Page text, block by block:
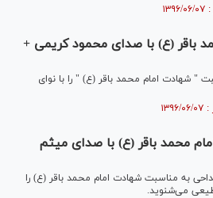
باقر (ع) با صدای محمود کریمی +
" شهادت امام محمد باقر (ع) " را با نوای
محمد باقر (ع) با صدای میثم
به مناسبت شهادت امام محمد باقر (ع) را
می‌شنوید.